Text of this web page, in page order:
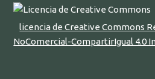
licencia de Creative Commons
NoComercial-CompartirIgual 4.0